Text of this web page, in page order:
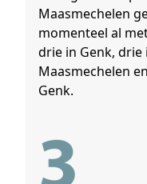
Maasmechelen
momenteel al
drie in Genk, drie
Maasmechelen
Genk.